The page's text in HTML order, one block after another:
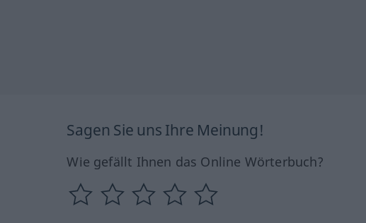
Sagen Sie uns Ihre Meinung!
Wie gefällt Ihnen das Online Wörterbuch?